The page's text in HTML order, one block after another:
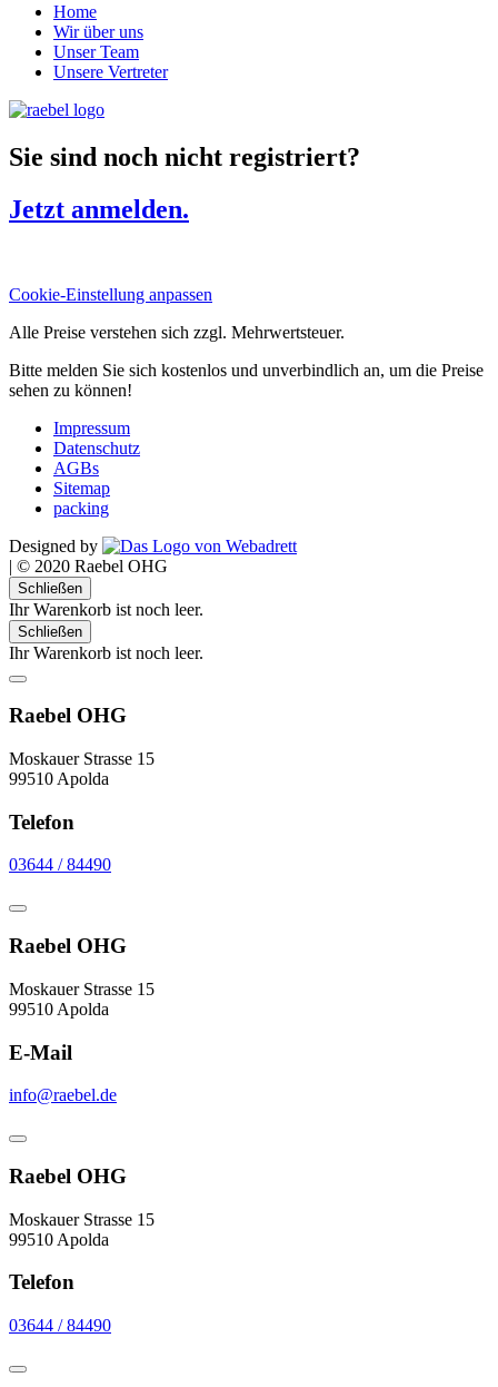
Home
Wir über uns
Unser Team
Unsere Vertreter
Sie sind noch nicht registriert?
Jetzt anmelden.
Cookie-Einstellung anpassen
Alle Preise verstehen sich zzgl. Mehrwertsteuer.
Bitte melden Sie sich kostenlos und unverbindlich an, um die Preise
sehen zu können!
Impressum
Datenschutz
AGBs
Sitemap
packing
Designed by
| © 2020 Raebel OHG
Schließen
Ihr Warenkorb ist noch leer.
Schließen
Ihr Warenkorb ist noch leer.
Raebel OHG
Moskauer Strasse 15
99510 Apolda
Telefon
03644 / 84490
Raebel OHG
Moskauer Strasse 15
99510 Apolda
E-Mail
info@raebel.de
Raebel OHG
Moskauer Strasse 15
99510 Apolda
Telefon
03644 / 84490